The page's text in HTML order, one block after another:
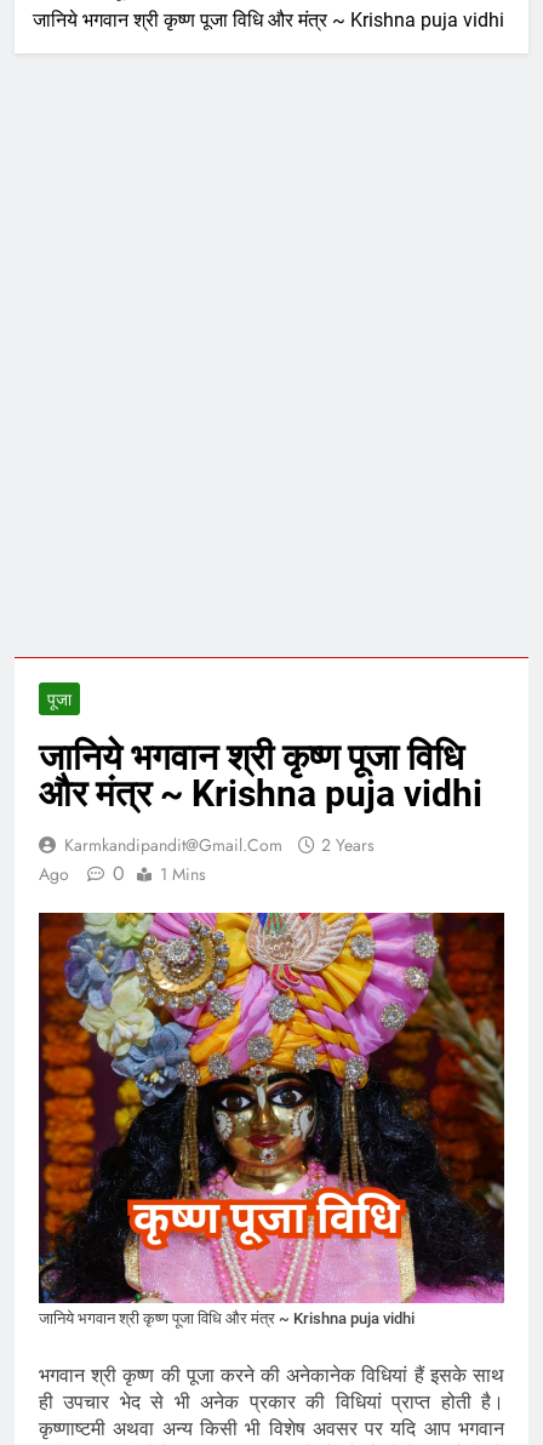
जानिये भगवान श्री कृष्ण पूजा विधि और मंत्र ~ Krishna puja vidhi
पूजा
जानिये भगवान श्री कृष्ण पूजा विधि
और मंत्र ~ Krishna puja vidhi
Karmkandipandit@gmail.com
2 Years
Ago
0 1 Mins
जानिये भगवान श्री कृष्ण पूजा विधि और मंत्र ~ Krishna puja vidhi
भगवान श्री कृष्ण की पूजा करने की अनेकानेक विधियां हैं इसके साथ
ही उपचार भेद से भी अनेक प्रकार की विधियां प्राप्त होती है।
कृष्णाष्टमी अथवा अन्य किसी भी विशेष अवसर पर यदि आप भगवान